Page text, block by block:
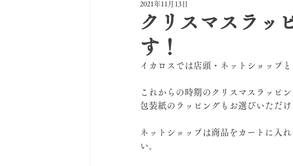
店舗情報 オルゴール
クリスマスラッ
す！
2021年11月13日
イカロスでは店頭・ネットショップ
これからの時期のクリスマスラッピ
包装紙のラッピングもお選びいただけ
ネットショップは商品をカートに入
い。